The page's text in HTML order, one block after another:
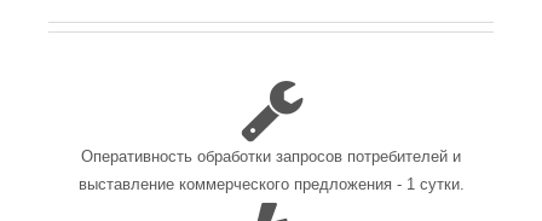
Оперативность обработки запросов потребителей и
выставление коммерческого предложения - 1 сутки.